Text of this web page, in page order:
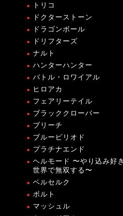
トリコ
ドクターストーン
ドラゴンボール
ドリフターズ
ナルト
ハンターハンター
バトル・ロワイアル
ヒロアカ
フェアリーテイル
ブラッククローバー
ブリーチ
ブルーピリオド
プラチナエンド
ヘルモード 〜やり込み好
世界で無双する〜
ベルセルク
ボルト
マッシュル